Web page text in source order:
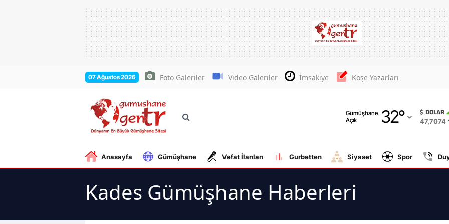
07 Ağustos 2026 Foto Galeriler Video Galeriler İmsakiye Köşe Yazarları
Gümüşhane
Açık
32°
Adana
Adıyaman
Amasya
Antalya
DOLAR
47,7074
Anasayfa Gümüşhane Vefat İlanları Gurbetten Siyaset Spor
Kades Gümüşhane Haberleri